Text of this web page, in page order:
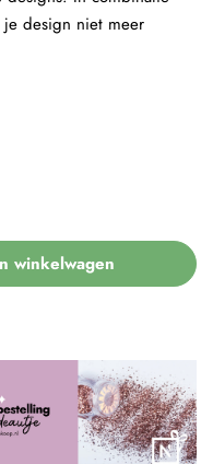
winkelwagen
design niet meer